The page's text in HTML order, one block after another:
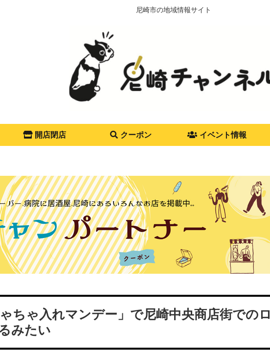
尼崎市の地域情報サイト
開店閉店 クーポン イベント情報
ちゃ入れマンデー」で尼崎中央商店街でのロ
みたい